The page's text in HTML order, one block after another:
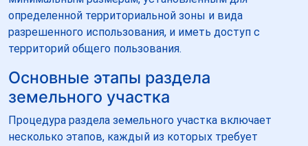
определенной территориальной зоны и вида
разрешенного использования, и иметь доступ с
территорий общего пользования.
Основные этапы раздела
земельного участка
Процедура раздела земельного участка включает
несколько этапов, каждый из которых требует